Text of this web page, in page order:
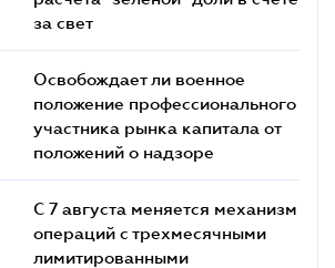
за свет
Освобождает ли военное
положение профессионального
участника рынка капитала от
положений о надзоре
С 7 августа меняется механизм
операций с трехмесячными
лимитированными